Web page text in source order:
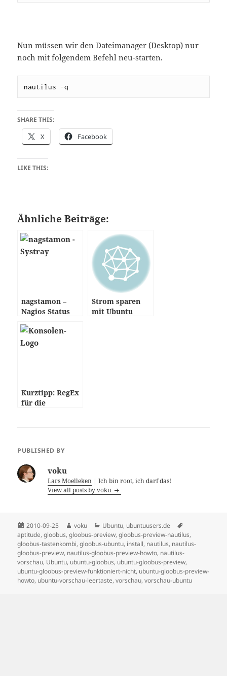
Nun müssen wir den Dateimanager (Desktop) nur
noch mit folgendem Befehl neu-starten.
nautilus -q
SHARE THIS:
X Facebook
LIKE THIS:
Ähnliche Beiträge:
nagstamon –
Nagios Status
Strom sparen
mit Ubuntu
Kurztipp: RegEx
für die
PUBLISHED BY
voku
Lars Moelleken | Ich bin root, ich darf das!
View all posts by voku
Posted
on
2010-09-25 Author
voku Categories
Ubuntu, ubuntuusers.de
aptitude,gloobus,gloobus-preview,gloobus-preview-nautilus,
gloobus-tastenkombi,gloobus-ubuntu, install, nautilus, nautilus-
gloobus-preview, nautilus-gloobus-preview-howto, nautilus-
vorschau, Ubuntu, ubuntu-gloobus, ubuntu-gloobus-preview,
ubuntu-gloobus-preview-funktioniert-nicht, ubuntu-gloobus-preview-
howto, ubuntu-vorschau-leertaste,vorschau,vorschau-ubuntu